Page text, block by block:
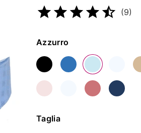
(9)
Colore
Azzurro
Taglia